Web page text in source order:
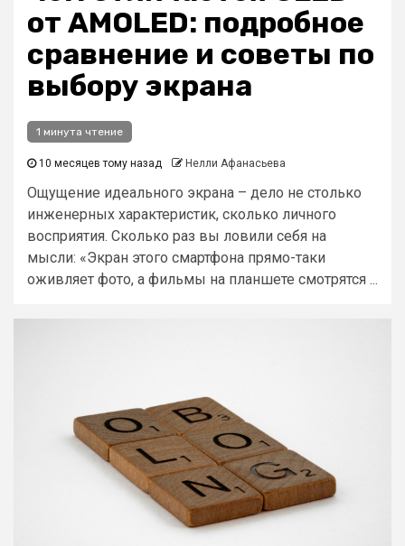
от AMOLED: подробное
сравнение и советы по
выбору экрана
1 минута чтение
10 месяцев тому назад Нелли Афанасьева
Ощущение идеального экрана – дело не столько
инженерных характеристик, сколько личного
восприятия. Сколько раз вы ловили себя на
мысли: «Экран этого смартфона прямо-таки
оживляет фото, а фильмы на планшете смотрятся ...